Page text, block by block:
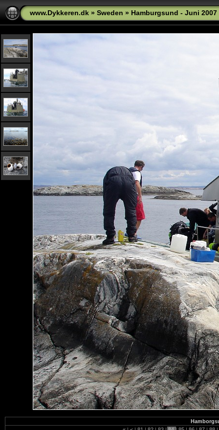
www.Dykkeren.dk » Sweden » Hamburgsund - Juni 2007